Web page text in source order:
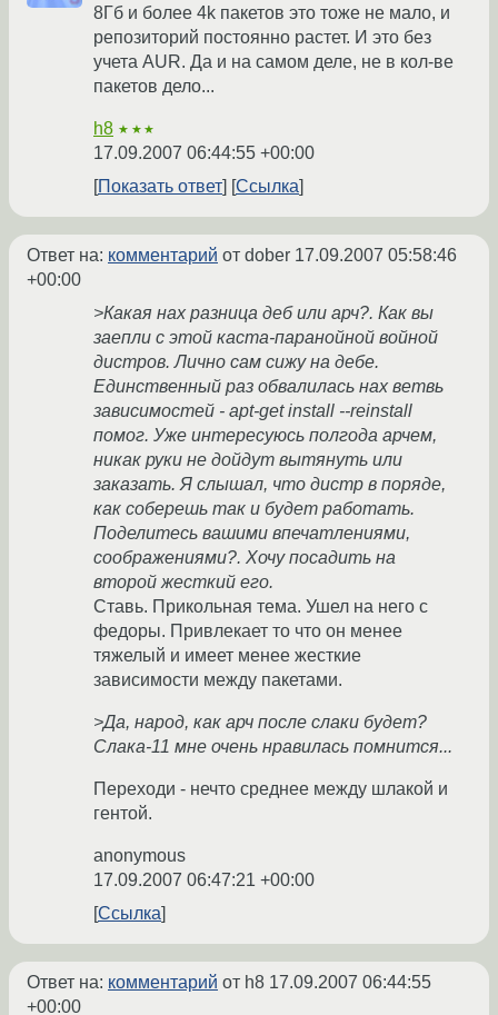
8Гб и более 4k пакетов это тоже не мало, и
репозиторий постоянно растет. И это без
учета AUR. Да и на самом деле, не в кол-ве
пакетов дело...
h8 ★★★
17.09.2007 06:44:55 +00:00
Показать ответ
Ссылка
Ответ на: комментарий от dober 17.09.2007 05:58:46
+00:00
>Какая нах разница деб или арч?. Как вы
заепли с этой каста-паранойной войной
дистров. Лично сам сижу на дебе.
Единственный раз обвалилась нах ветвь
зависимостей - apt-get install --reinstall
помог. Уже интересуюсь полгода арчем,
никак руки не дойдут вытянуть или
заказать. Я слышал, что дистр в поряде,
как соберешь так и будет работать.
Поделитесь вашими впечатлениями,
соображениями?. Хочу посадить на
второй жесткий его.
Ставь. Прикольная тема. Ушел на него с
федоры. Привлекает то что он менее
тяжелый и имеет менее жесткие
зависимости между пакетами.
>Да, народ, как арч после слаки будет?
Слака-11 мне очень нравилась помнится...
Переходи - нечто среднее между шлакой и
гентой.
anonymous
17.09.2007 06:47:21 +00:00
Ссылка
Ответ на: комментарий от h8 17.09.2007 06:44:55
+00:00